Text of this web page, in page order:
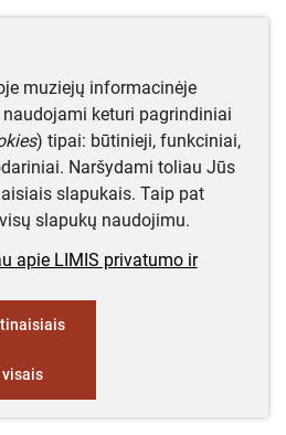
muziejų informacinėje
keturi pagrindiniai
) tipai: būtinieji, funkciniai,
Naršydami toliau Jūs
slapukais. Taip pat
slapukų naudojimu.
apie LIMIS privatumo ir
visais